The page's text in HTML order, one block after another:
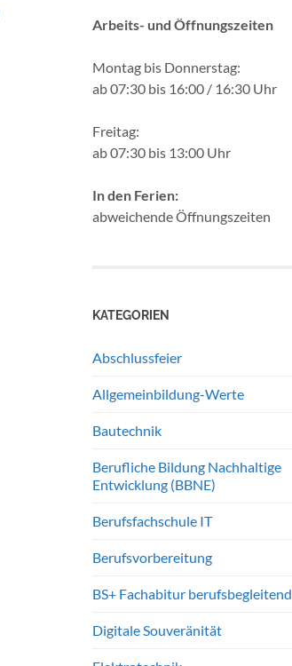
Arbeits- und Öffnungszeiten
Montag bis Donnerstag:
ab 07:30 bis 16:00 / 16:30 Uhr
Freitag:
ab 07:30 bis 13:00 Uhr
In den Ferien:
abweichende Öffnungszeiten
KATEGORIEN
Abschlussfeier
Allgemeinbildung-Werte
Bautechnik
Berufliche Bildung Nachhaltige
Entwicklung (BBNE)
Berufsfachschule IT
Berufsvorbereitung
BS+ Fachabitur berufsbegleitend
Digitale Souveränität